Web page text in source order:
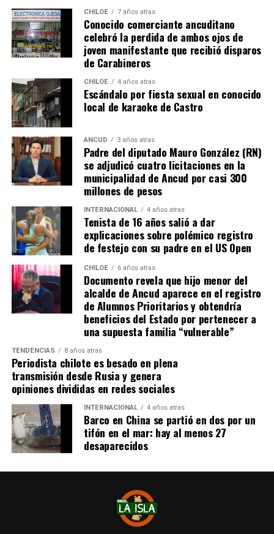
El Consejero Francisco Cárcamo insistió que el nuevo
dictamen de Contraloría es una buena noticia para
muchas familias que desde hace un tiempo venían
tramitando la regularización de sus sitios, aunque ahora
también tendrán que responder con algunos requisitos
como por ejemplo tener un periodo de ocupación de la
propiedad por más de 5 años.
“Efectivamente al interpretar el dictamen de
Contraloría, si bien es cierto, permite nuevamente
sanear sitios, sobre la propiedad particular en el
sector rural específicamente, viene con algunas
precisiones y van a ser más rigurosos en la
ocupación material, es decir, la persona que quiera
sanear tiene que tener un inmueble construido
sobre el sitio, tiene que estar cerrado, tiene que
estar conectado idealmente a los servicios básicos,
idealmente a agua potable, luz eléctrica y tener
dominio de ocupación material por más de 5 años,
como lo dice la Ley”,recalcó el consejero de la
provincia de Chiloé.
Cabe recordar que el consejero Francisco Cárcamo había
planteado esta inquietud el pasado 20 de marzo en el
Consejo Regional, logrando el acuerdo de todos los
consejeros para oficiar al Ministerio del ramo e invitar a
la Seremi de Bienes Nacionales para informar de la
situación.
El personero indicó que la aplicación del dictamen de
Contraloría había generado una tremenda
contradicción entre ministerios, dado que por un lado el
Ministerio de Bienes Nacionales no entregaba títulos de
llamaba a postular a subsidios habitaciones rurales,
recalcando que para acceder a este beneficio, se deben
tener los títulos de dominio de los sitios.
CHILOE 7 años atras
Conocido comerciante ancuditano
celebró la perdida de ambos ojos de
joven manifestante que recibió disparos
de Carabineros
CHILOE 4 años atras
Escándalo por fiesta sexual en conocido
local de karaoke de Castro
ANCUD 3 años atras
Padre del diputado Mauro González (RN)
se adjudicó cuatro licitaciones en la
municipalidad de Ancud por casi 300
millones de pesos
INTERNACIONAL 4 años atras
Tenista de 16 años salió a dar
explicaciones sobre polémico registro
de festejo con su padre en el US Open
CHILOE 6 años atras
Documento revela que hijo menor del
alcalde de Ancud aparece en el registro
de Alumnos Prioritarios y obtendría
beneficios del Estado por pertenecer a
una supuesta familia “vulnerable”
TENDENCIAS 8 años atras
Periodista chilote es besado en plena
transmisión desde Rusia y genera
opiniones divididas en redes sociales
INTERNACIONAL 4 años atras
Barco en China se partió en dos por un
tifón en el mar: hay al menos 27
desaparecidos